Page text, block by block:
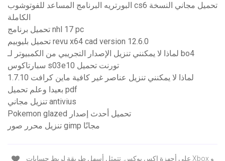
البورتريه البرنامج المساعد للفوتوشوب cs6 تحميل مجاني النسخة
الكاملة
تحميل برنامج nhl 17 pc
تحميل بليوبيم revu x64 cad version 12.6.0
لماذا لا يمكنني تنزيل الإصدار التجريبي من الكمبيوتر لـ bo4
سبارتاكوس s03e10 تورنت تحميل
لماذا لا يمكنني تنزيل عناصر غير كافية ماين كرافت 1.7.10
بعيدا وعلم تحميل pdf
تنزيل مجاني antivius
Pokemon glazed تحميل أحدث إصدار
تنزيل محرر صور gimp مجانًا